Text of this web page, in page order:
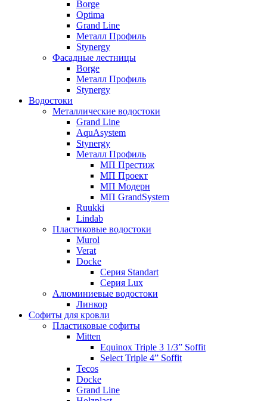
Borge
Optima
Grand Line
Металл Профиль
Stynergy
Фасадные лестницы
Borge
Металл Профиль
Stynergy
Водостоки
Металлические водостоки
Grand Line
AquAsystem
Stynergy
Металл Профиль
МП Престиж
МП Проект
МП Модерн
МП GrandSystem
Ruukki
Lindab
Пластиковые водостоки
Murol
Verat
Docke
Серия Standart
Серия Lux
Алюминиевые водостоки
Линкор
Софиты для кровли
Пластиковые софиты
Mitten
Equinox Triple 3 1/3” Soffit
Select Triple 4” Soffit
Tecos
Docke
Grand Line